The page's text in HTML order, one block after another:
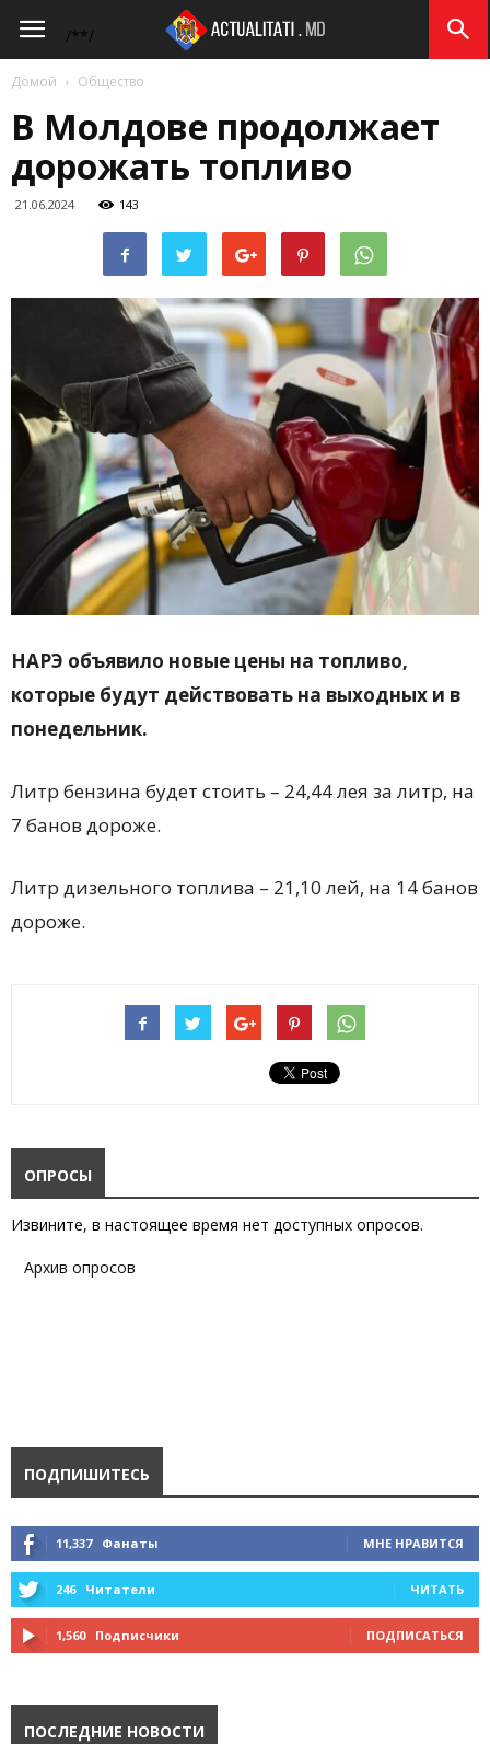
/**/
Actualitati.md
Домой Общество
В Молдове продолжает
дорожать топливо
21.06.2024 143
НАРЭ объявило новые цены на топливо,
которые будут действовать на выходных и в
понедельник.
Литр бензина будет стоить – 24,44 лея за литр, на
7 банов дороже.
Литр дизельного топлива – 21,10 лей, на 14 банов
дороже.
ОПРОСЫ
Извините, в настоящее время нет доступных опросов.
Архив опросов
ПОДПИШИТЕСЬ
11,337 Фанаты МНЕ НРАВИТСЯ
246 Читатели ЧИТАТЬ
1,560 Подписчики ПОДПИСАТЬСЯ
ПОСЛЕДНИЕ НОВОСТИ